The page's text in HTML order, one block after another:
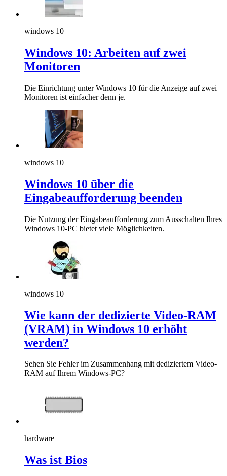
windows 10
Windows 10: Arbeiten auf zwei
Monitoren
Die Einrichtung unter Windows 10 für die Anzeige auf zwei
Monitoren ist einfacher denn je.
windows 10
Windows 10 über die
Eingabeaufforderung beenden
Die Nutzung der Eingabeaufforderung zum Ausschalten Ihres
Windows 10-PC bietet viele Möglichkeiten.
windows 10
Wie kann der dedizierte Video-RAM
(VRAM) in Windows 10 erhöht
werden?
Sehen Sie Fehler im Zusammenhang mit dediziertem Video-
RAM auf Ihrem Windows-PC?
hardware
Was ist Bios